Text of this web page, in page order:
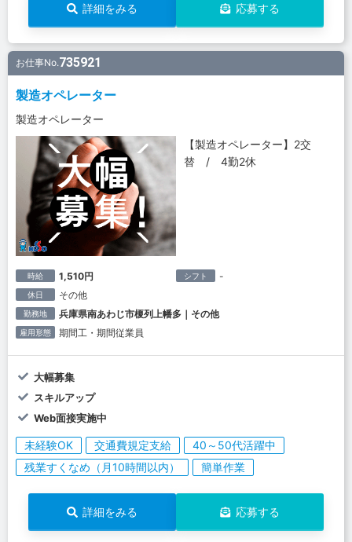
詳細をみる 応募する
お仕事No.735921
製造オペレーター
製造オペレーター
【製造オペレーター】2交
替 / 4勤2休
時給 1,510円 シフト -
休日 その他
勤務地 兵庫県南あわじ市榎列上幡多｜その他
雇用形態 期間工・期間従業員
大幅募集
スキルアップ
Web面接実施中
未経験OK 交通費規定支給
40～50代活躍中
残業すくなめ（月10時間以内）
簡単作業
詳細をみる 応募する